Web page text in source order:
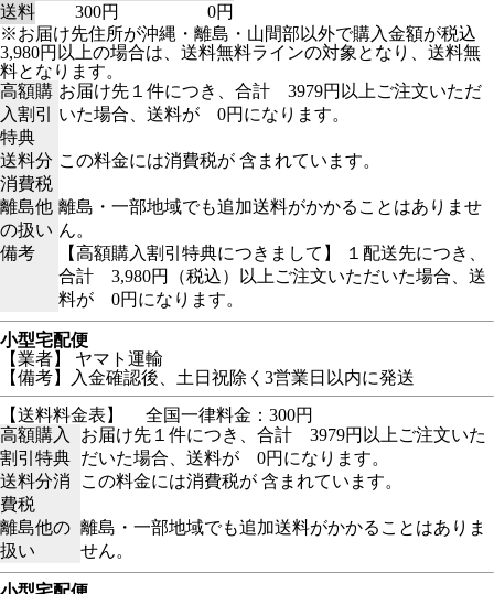
送料
300円
0円
※お届け先住所が沖縄・離島・山間部以外で購入金額が税込
3,980円以上の場合は、送料無料ラインの対象となり、送料無
料となります。
高額購
入割引
特典
お届け先１件につき、合計 3979円以上ご注文いただ
いた場合、送料が 0円になります。
送料分
消費税
この料金には消費税が 含まれています。
離島他
の扱い
離島・一部地域でも追加送料がかかることはありませ
ん。
備考
【高額購入割引特典につきまして】 １配送先につき、
合計 3,980円（税込）以上ご注文いただいた場合、送
料が 0円になります。
小型宅配便
【業者】 ヤマト運輸
【備考】入金確認後、土日祝除く3営業日以内に発送
【送料料金表】
全国一律料金：300円
高額購入
割引特典
お届け先１件につき、合計 3979円以上ご注文いた
だいた場合、送料が 0円になります。
送料分消
費税
この料金には消費税が 含まれています。
離島他の
扱い
離島・一部地域でも追加送料がかかることはありま
せん。